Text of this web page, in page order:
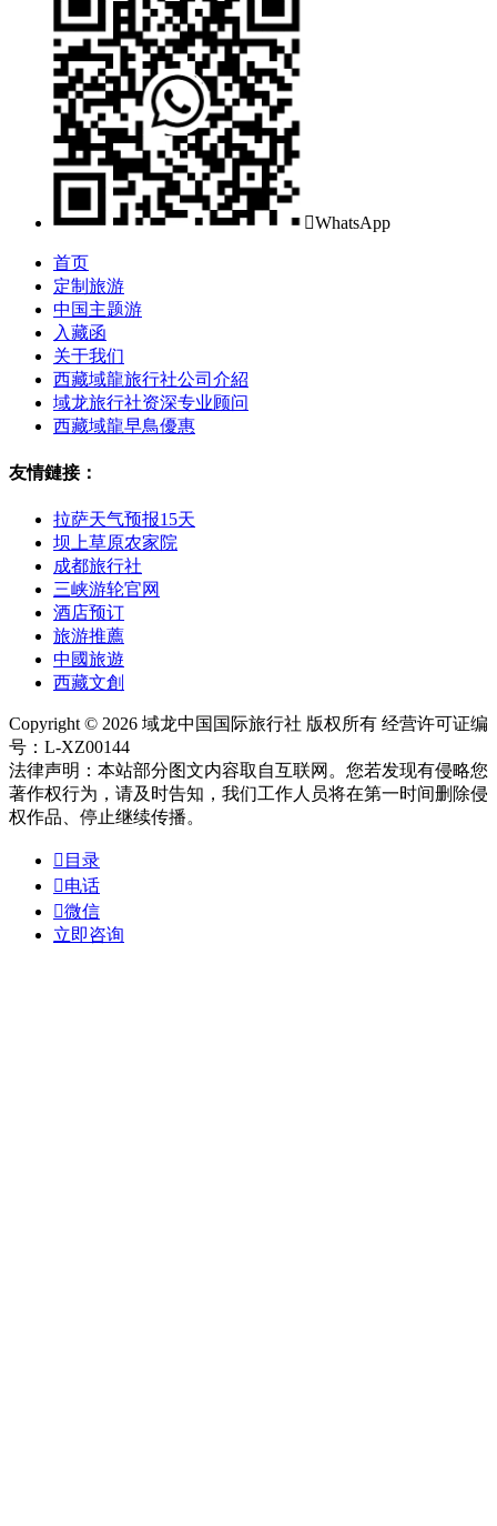
WhatsApp
首页
定制旅游
中国主题游
入藏函
关于我们
西藏域龍旅行社公司介紹
域龙旅行社资深专业顾问
西藏域龍早鳥優惠
友情鏈接：
拉萨天气预报15天
坝上草原农家院
成都旅行社
三峡游轮官网
酒店预订
旅游推薦
中國旅遊
西藏文創
Copyright © 2026 域龙中国国际旅行社 版权所有 经营许可证编
号：L-XZ00144
法律声明：本站部分图文内容取自互联网。您若发现有侵略您
著作权行为，请及时告知，我们工作人员将在第一时间删除侵
权作品、停止继续传播。
 目录
电话
微信
立即咨询